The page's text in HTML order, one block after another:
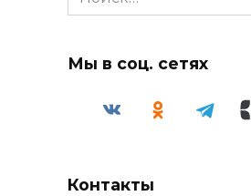
for:
Мы в соц. сетях
Контакты